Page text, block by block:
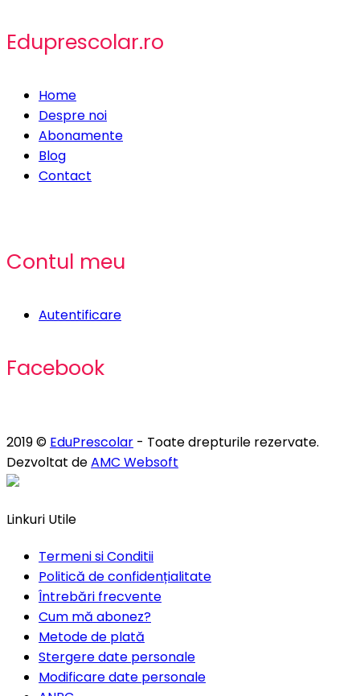
Eduprescolar.ro
Home
Despre noi
Abonamente
Blog
Contact
Contul meu
Autentificare
Facebook
2019 © EduPrescolar - Toate drepturile rezervate.
Dezvoltat deAMC Websoft
Linkuri Utile
Termeni si Conditii
Politică de confidențialitate
Întrebări frecvente
Cum mă abonez?
Metode de plată
Stergere date personale
Modificare date personale